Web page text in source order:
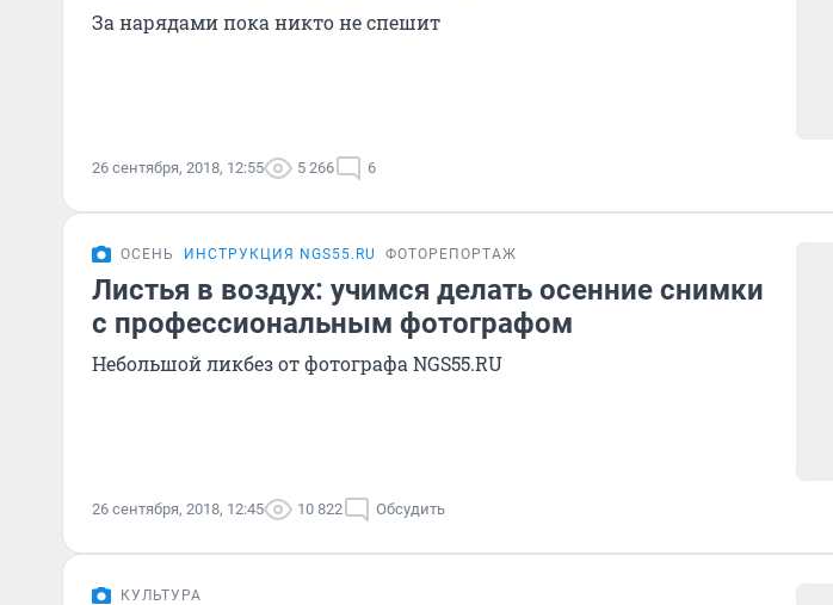
За нарядами пока никто не спешит
26 сентября, 2018, 12:55 5 266 6
ОСЕНЬ ИНСТРУКЦИЯ NGS55.RU ФОТОРЕПОРТАЖ
Листья в воздух: учимся делать осенние снимки
с профессиональным фотографом
Небольшой ликбез от фотографа NGS55.RU
26 сентября, 2018, 12:45 10 822 Обсудить
КУЛЬТУРА